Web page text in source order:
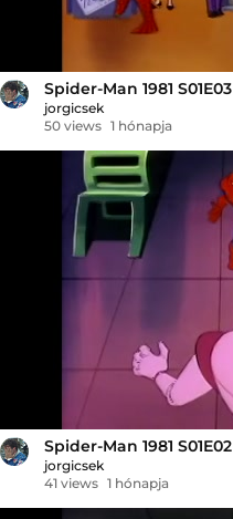
Spider-Man 1981 S01E03
jorgicsek
50 views 1 hónapja
Spider-Man 1981 S01E02
jorgicsek
41 views 1 hónapja